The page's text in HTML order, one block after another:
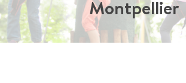
Montpellier